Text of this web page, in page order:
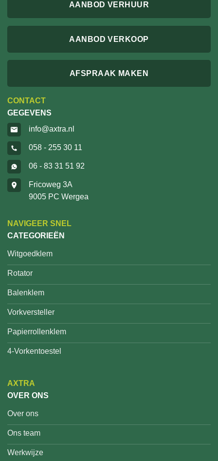
AANBOD VERHUUR
AANBOD VERKOOP
AFSPRAAK MAKEN
CONTACT
GEGEVENS
info@axtra.nl
058 - 255 30 11
06 - 83 31 51 92
Fricoweg 3A
9005 PC Wergea
NAVIGEER SNEL
CATEGORIEËN
Witgoedklem
Rotator
Balenklem
Vorkversteller
Papierrollenklem
4-Vorkentoestel
AXTRA
OVER ONS
Over ons
Ons team
Werkwijze